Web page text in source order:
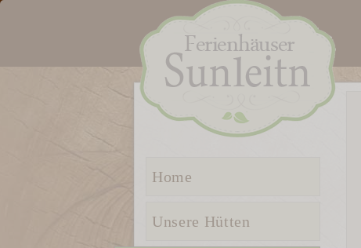
Home
Unsere Hütten